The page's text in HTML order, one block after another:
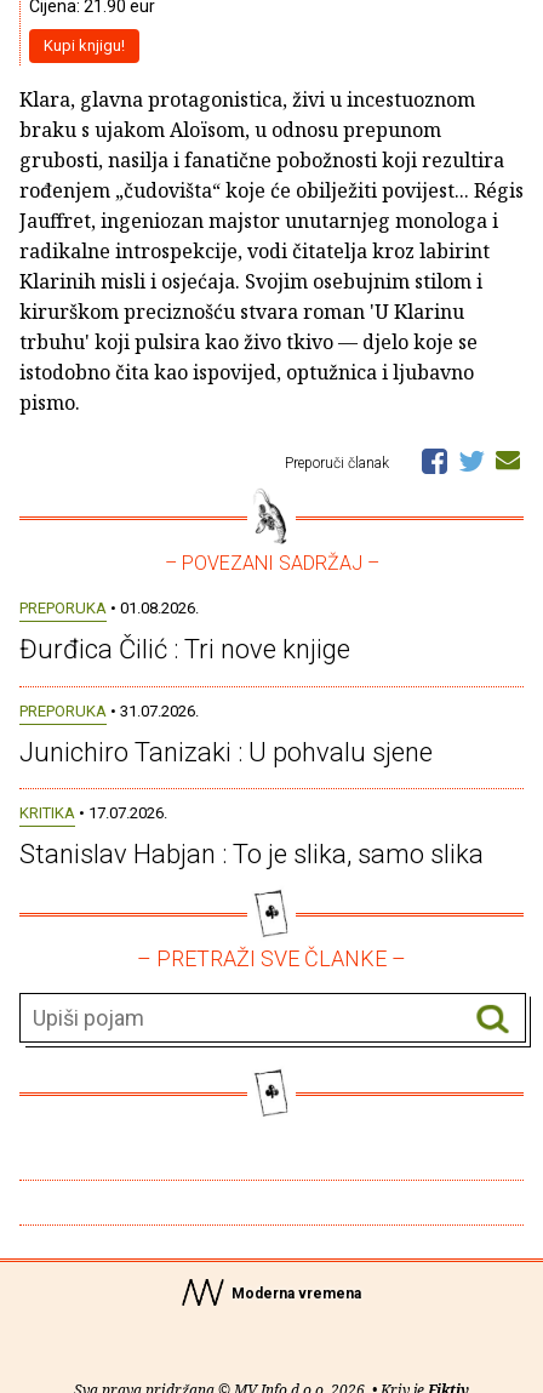
Cijena: 21.90 eur
Kupi knjigu!
Klara, glavna protagonistica, živi u incestuoznom
braku s ujakom Aloïsom, u odnosu prepunom
grubosti, nasilja i fanatične pobožnosti koji rezultira
rođenjem „čudovišta“ koje će obilježiti povijest... Régis
Jauffret, ingeniozan majstor unutarnjeg monologa i
radikalne introspekcije, vodi čitatelja kroz labirint
Klarinih misli i osjećaja. Svojim osebujnim stilom i
kirurškom preciznošću stvara roman 'U Klarinu
trbuhu' koji pulsira kao živo tkivo — djelo koje se
istodobno čita kao ispovijed, optužnica i ljubavno
pismo.
Preporuči članak
– POVEZANI SADRŽAJ –
PREPORUKA • 01.08.2026.
Đurđica Čilić : Tri nove knjige
PREPORUKA • 31.07.2026.
Junichiro Tanizaki : U pohvalu sjene
KRITIKA • 17.07.2026.
Stanislav Habjan : To je slika, samo slika
– PRETRAŽI SVE ČLANKE –
Moderna vremena